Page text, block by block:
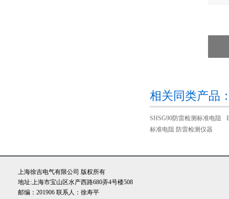
相关同类产品
SHSG90防雷检测标准电阻
标准电阻 防雷检测仪器
上海徐吉电气有限公司 版权所有
地址:上海市宝山区水产西路680弄4号楼508
邮编：201906 联系人：徐寿平